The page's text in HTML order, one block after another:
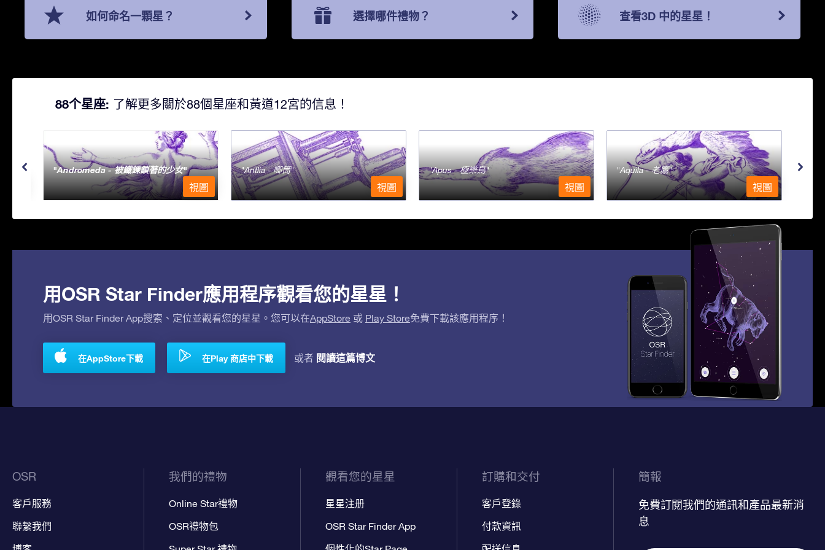
如何命名一顆星？ 選擇哪件禮物？ 查看3D 中的星星！
88个星座: 了解更多關於88個星座和黃道12宮的信息！
Andromeda - 被鐵鍊鎖著的少女
視圖
Antlia - 唧筒
視圖
Apus - 極樂鳥
視圖
Aquila - 老鷹
視圖
用OSR Star Finder應用程序觀看您的星星！
用OSR Star Finder App搜索、定位並觀看您的星星。您可以在AppStore 或 Play Store免費下載該應用程序！
在AppStore下載 在Play 商店中下載 或者 閱讀這篇博文
OSR
客戶服務
聯繫我們
我們的禮物
Online Star禮物
OSR禮物包
觀看您的星星
星星注册
OSR Star Finder App
訂購和交付
客戶登錄
付款資訊
簡報
免費訂閱我們的通訊和產品最新消
息